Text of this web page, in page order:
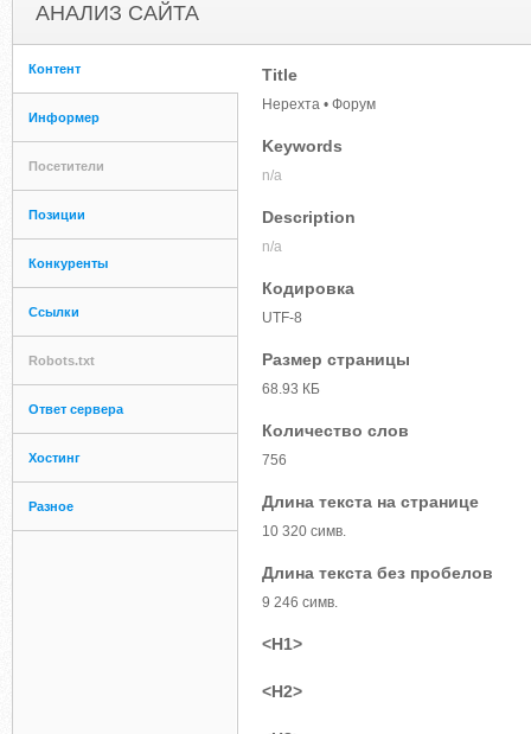
АНАЛИЗ САЙТА
Контент
Информер
Посетители
Позиции
Конкуренты
Ссылки
Robots.txt
Ответ сервера
Хостинг
Разное
Title
Нерехта • Форум
Keywords
n/a
Description
n/a
Кодировка
UTF-8
Размер страницы
68.93 КБ
Количество слов
756
Длина текста на странице
10 320 симв.
Длина текста без пробелов
9 246 симв.
<H1>
<H2>